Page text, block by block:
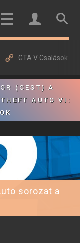
GTA V Csalások
(CEST) A
AUTO VI:
sorozat a